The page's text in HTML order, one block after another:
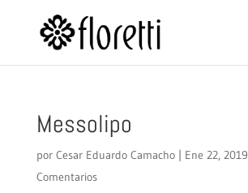
Messolipo
por Cesar Eduardo Camacho| Ene 22, 2019
Comentarios